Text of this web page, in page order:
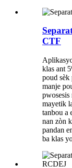
CTF
klas ant
poud sèk
manje
pwosesis
mayetik
tanbou a
nan zòn
pandan
ba klas